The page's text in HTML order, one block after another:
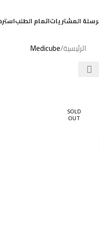
سلة المشترياتاتمام الطلب
الرئيسية/
Medicube
SOLD
OUT